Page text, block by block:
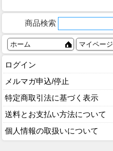
商品検索
ホーム マイページ
ログイン
メルマガ申込/停止
特定商取引法に基づく表示
送料とお支払い方法について
個人情報の取扱いについて